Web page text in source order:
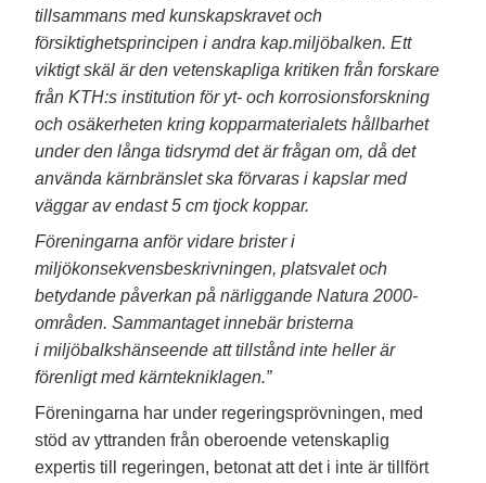
tillsammans med kunskapskravet och
försiktighetsprincipen i andra kap.miljöbalken. Ett
viktigt skäl är den vetenskapliga kritiken från forskare
från KTH:s institution för yt- och korrosionsforskning
och osäkerheten kring kopparmaterialets hållbarhet
under den långa tidsrymd det är frågan om, då det
använda kärnbränslet ska förvaras i kapslar med
väggar av endast 5 cm tjock koppar.
Föreningarna anför vidare brister i
miljökonsekvensbeskrivningen, platsvalet och
betydande påverkan på närliggande Natura 2000-
områden. Sammantaget innebär bristerna
i miljöbalkshänseende att tillstånd inte heller är
förenligt med kärntekniklagen.”
Föreningarna har under regeringsprövningen, med
stöd av yttranden från oberoende vetenskaplig
expertis till regeringen, betonat att det i inte är tillfört